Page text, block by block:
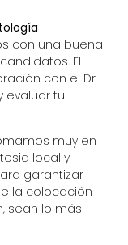
con una buena
El
con el Dr.
evaluar tu
muy en
local y
garantizar
la colocación
sean lo más